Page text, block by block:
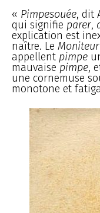
« Pimpesouée, dit
qui signifie parer,
explication est
naître. Le Moniteur
appellent pimpe
mauvaise pimpe,
une cornemuse
monotone et